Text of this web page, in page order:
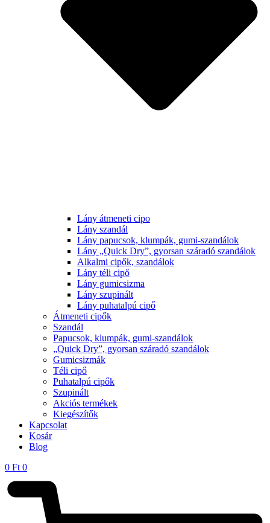
Lány átmeneti cipo
Lány szandál
Lány papucsok, klumpák, gumi-szandálok
Lány „Quick Dry”, gyorsan száradó szandálok
Alkalmi cipők, szandálok
Lány téli cipő
Lány gumicsizma
Lány szupinált
Lány puhatalpú cipő
Átmeneti cipők
Szandál
Papucsok, klumpák, gumi-szandálok
„Quick Dry”, gyorsan száradó szandálok
Gumicsizmák
Téli cipő
Puhatalpú cipők
Szupinált
Akciós termékek
Kiegészítők
Kapcsolat
Kosár
Blog
0 Ft 0